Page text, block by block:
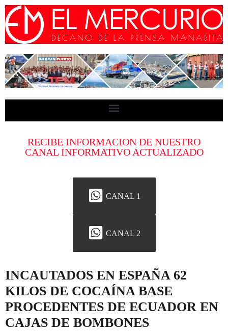
RECIBE INFORMACION DE NUESTRO
CANAL INFORMATIVO ACTUALIZADO
CANAL 1
CANAL 2
INCAUTADOS EN ESPAÑA 62
KILOS DE COCAÍNA BASE
PROCEDENTES DE ECUADOR EN
CAJAS DE BOMBONES